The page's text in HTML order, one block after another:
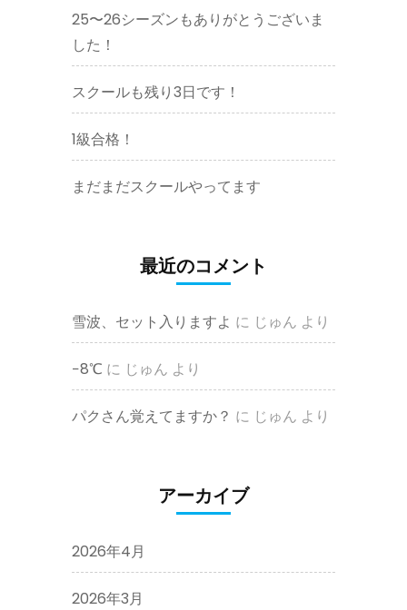
25〜26シーズンもありがとうございま
した！
スクールも残り3日です！
1級合格！
まだまだスクールやってます
最近のコメント
雪波、セット入りますよ に じゅん より
−8℃ に じゅん より
パクさん覚えてますか？ に じゅん より
アーカイブ
2026年4月
2026年3月